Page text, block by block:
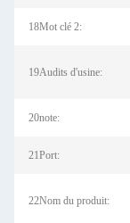
18Mot clé 2:
19Audits d'usine:
20note:
21Port:
22Nom du produit: